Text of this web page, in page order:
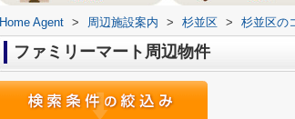
Home Agent > 周辺施設案内 > 杉並区 > 杉並区の
ファミリーマート周辺物件